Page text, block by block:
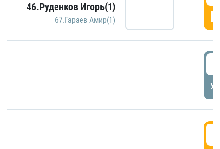
46.Руденков Игорь(1)
67.Гараев Амир(1)